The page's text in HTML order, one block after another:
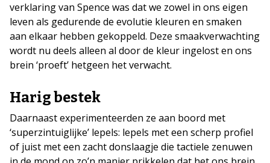
verklaring van Spence was dat we zowel in ons eigen
leven als gedurende de evolutie kleuren en smaken
aan elkaar hebben gekoppeld. Deze smaakverwachting
wordt nu deels alleen al door de kleur ingelost en ons
brein ‘proeft’ hetgeen het verwacht.
Harig bestek
Daarnaast experimenteerden ze aan boord met
‘superzintuiglijke’ lepels: lepels met een scherp profiel
of juist met een zacht donslaagje die tactiele zenuwen